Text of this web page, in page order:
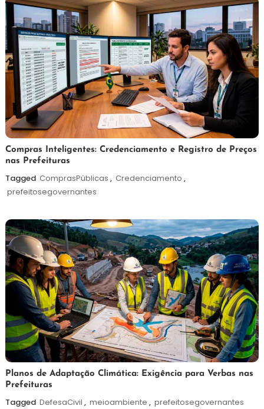
6
de
agosto
de
Redação
Compras Inteligentes: Credenciamento e Registro de Preços
nas Prefeituras
Tagged ComprasPúblicas , Credenciamento ,
prefeitosegovernantes
5
de
agosto
Redação
Planos de Adaptação Climática: Exigência para Verbas nas
Prefeituras
Tagged DefesaCivil , meioambiente , prefeitosegovernantes